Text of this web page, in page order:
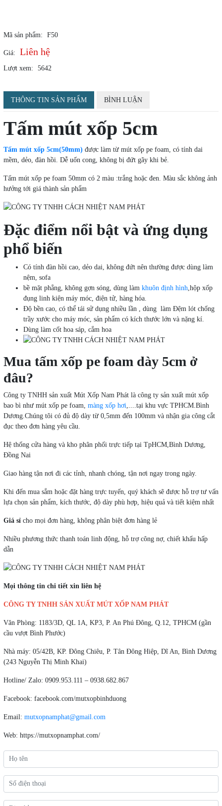
Mã sản phẩm: F50
Giá: Liên hệ
Lượt xem: 5642
THÔNG TIN SẢN PHẨM BÌNH LUẬN
Tấm mút xốp 5cm
Tấm mút xốp 5cm(50mm) được làm từ mút xốp pe foam, có tính dai
mềm, dẻo, đàn hồi. Dễ uốn cong, không bị đứt gãy khi bẻ.
Tấm mút xốp pe foam 50mm có 2 màu :trắng hoặc đen. Màu sắc không ảnh
hưởng tới giá thành sản phẩm
Đặc điểm nổi bật và ứng dụng
phổ biến
Có tính đàn hồi cao, dẻo dai, không đứt nên thường được dùng làm
nệm, sofa
bề mặt phẳng, không gợn sóng, dùng làm khuôn định hình ,hộp xốp
đụng linh kiện máy móc, điện tử, hàng hóa.
Độ bền cao, có thể tái sử dụng nhiều lần , dùng làm Đệm lót chống
trầy xước cho máy móc, sản phẩm có kích thước lớn và nặng kí.
Dùng làm cốt hoa sáp, cắm hoa
Mua tấm xốp pe foam dày 5cm ở
đâu?
Công ty TNHH sản xuất Mút Xốp Nam Phát là công ty sản xuất mút xốp
bao bì như mút xốp pe foam, màng xốp hơi ,....tại khu vực TPHCM.Bình
Dương.Chúng tôi có đủ độ dày từ 0,5mm đến 100mm và nhận gia công cắt
đục theo đơn hàng yêu cầu.
Hệ thống cửa hàng và kho phân phối trực tiếp tại TpHCM,Bình Dương,
Đồng Nai
Giao hàng tận nơi đi các tỉnh, nhanh chóng, tận nơi ngay trong ngày.
Khi đến mua sắm hoặc đặt hàng trực tuyến, quý khách sẽ được hỗ trợ tư vấn
lựa chọn sản phẩm, kích thước, độ dày phù hợp, hiệu quả và tiết kiệm nhất
Giá sỉcho mọi đơn hàng, không phân biệt đơn hàng lẻ
Nhiều phương thức thanh toán linh động, hỗ trợ công nợ, chiết khấu hấp
dẫn
Mọi thông tin chi tiết xin liên hệ
CÔNG TY TNHH SẢN XUẤT MÚT XỐP NAM PHÁT
Văn Phòng: 1183/3D, QL 1A, KP3, P. An Phú Đông, Q.12, TPHCM (gần
cầu vượt Bình Phước)
Nhà máy: 05/42B, KP. Đông Chiêu, P. Tân Đông Hiệp, Dĩ An, Bình Dương
(243 Nguyễn Thị Minh Khai)
Hotline/ Zalo: 0909.953.111 – 0938.682.867
Facebook: facebook.com/mutxopbinhduong
Email: mutxopnamphat@gmail.com
Web: https://mutxopnamphat.com/